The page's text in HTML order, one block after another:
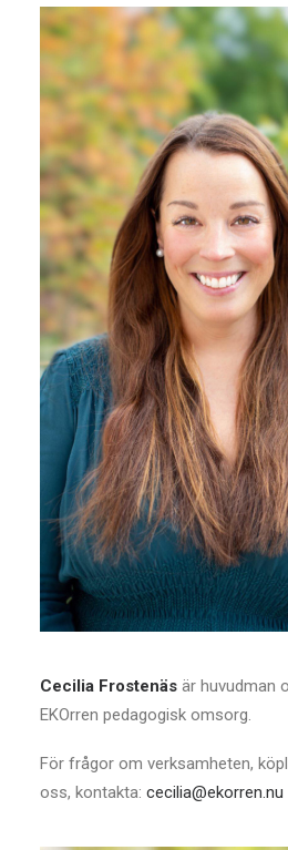
Cecilia Frostenäs är huvudman
EKOrren pedagogisk omsorg.
För frågor om verksamheten,
oss, kontakta: cecilia@ekorren.nu